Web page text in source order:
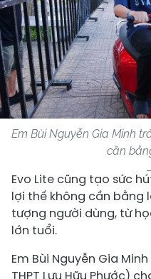
Em Bùi Nguyễn Gia Minh
cần
Evo Lite cũng tạo sức
lợi thế không cần bằng
tượng người dùng, từ
lớn tuổi.
Em Bùi Nguyễn Gia
THPT Lưu Hữu Phước)